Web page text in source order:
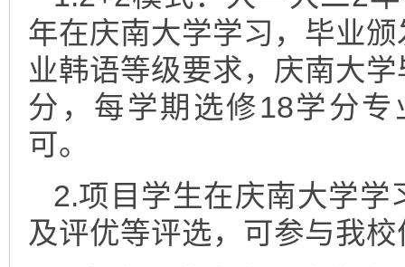
年在庆南大学学习，毕业
业韩语等级要求，庆南大
分，每学期选修18学分
可。
2.项目学生在庆南大学
及评优等评选，可参与我